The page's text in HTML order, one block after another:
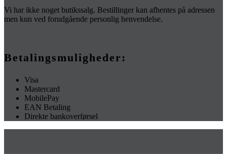
Vi har ikke noget butikssalg. Bestillinger kan afhentes på adressen
men kun ved forudgående personlig henvendelse.
Betalingsmuligheder:
Visa
Mastercard
MobilePay
EAN Betaling
Direkte bankoverførsel